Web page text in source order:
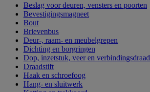
Beslag voor deuren, vensters en poorten
Bevestigingsmagneet
Bout
Brievenbus
Deur-, raam- en meubelgrepen
Dichting en borgringen
Dop, inzetstuk, veer en verbindingsdraad
Draadstift
Haak en schroefoog
Hang- en sluitwerk